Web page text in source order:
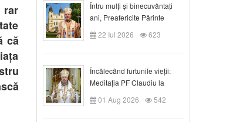
rar
că
Întru mulți și binecuvântați
ani, Preafericite Părinte
Claudiu!
22 Iul 2026 623
Încălecând furtunile vieții:
Meditația PF Claudiu la
Duminica a IX-a după Rusalii
01 Aug 2026 542